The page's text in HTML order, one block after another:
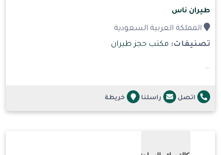
طيران ناس
المملكة العربية السعودية
تصنيفات: مكتب حجز طيران
...
اتصل راسلنا خريطة